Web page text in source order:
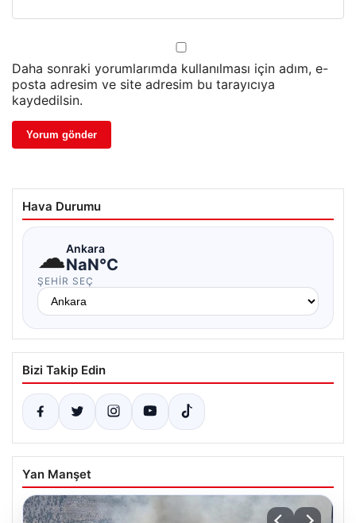
Daha sonraki yorumlarımda kullanılması için adım, e-
posta adresim ve site adresim bu tarayıcıya
kaydedilsin.
Hava Durumu
☁Ankara
NaN°C
ŞEHIR SEÇ
Bizi Takip Edin
Yan Manşet